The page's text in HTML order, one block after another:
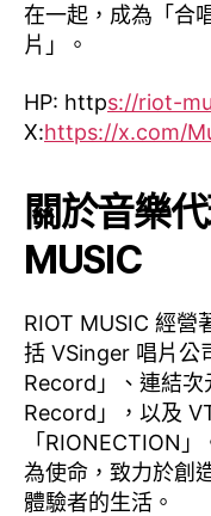
在一起，成為「合
片」。
HP: https://riot-
X:https://x.com/
關於音樂
MUSIC
RIOT MUSIC 經營
括 VSinger 唱片公
Record」、連結
Record」，以及
「RIONECTION
為使命，致力於創
體驗者的生活。